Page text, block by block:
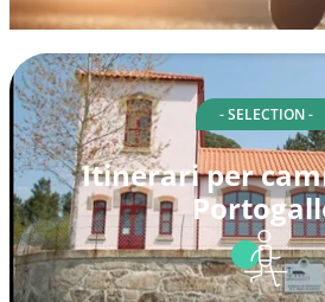
- SELECTION -
Itinerari per